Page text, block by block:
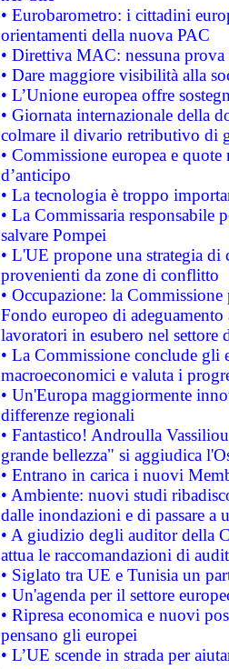
• Eurobarometro: i cittadini
orientamenti della nuova PAC
• Direttiva MAC: nessuna
• Dare maggiore visibilità alla
• L’Unione europea offre
• Giornata internazionale della
colmare il divario retributivo di
• Commissione europea e
d’anticipo
• La tecnologia è troppo
• La Commissaria responsabile
salvare Pompei
• L'UE propone una strategia
provenienti da zone di conflitto
• Occupazione: la
Fondo europeo di
lavoratori in esubero nel
• La Commissione conclude
macroeconomici e valuta i
• Un'Europa maggiormente
differenze regionali
• Fantastico! Androulla
grande bellezza" si aggiudica
• Entrano in carica i nuovi
• Ambiente: nuovi studi
dalle inondazioni e di passare a
• A giudizio degli auditor della
attua le raccomandazioni di
• Siglato tra UE e Tunisia un
• Un'agenda per il settore
• Ripresa economica e nuovi
pensano gli europei
• L’UE scende in strada per